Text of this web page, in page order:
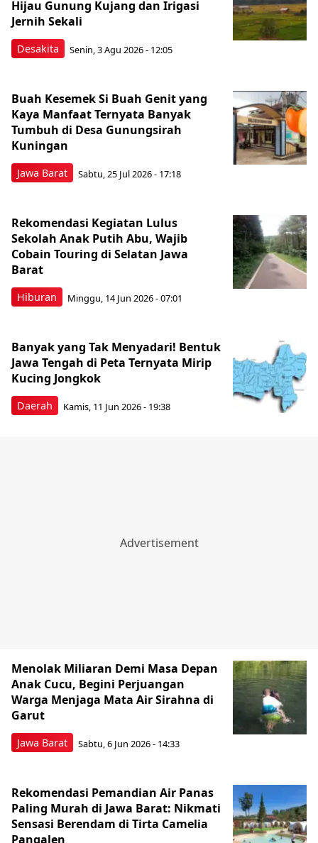
Desakita
Hijau Gunung Kujang dan Irigasi
Jernih Sekali
Senin, 3 Agu 2026 - 12:05
Jawa Barat
Buah Kesemek Si Buah Genit yang
Kaya Manfaat Ternyata Banyak
Tumbuh di Desa Gunungsirah
Kuningan
Sabtu, 25 Jul 2026 - 17:18
Hiburan
Rekomendasi Kegiatan Lulus
Sekolah Anak Putih Abu, Wajib
Cobain Touring di Selatan Jawa
Barat
Minggu, 14 Jun 2026 - 07:01
Daerah
Banyak yang Tak Menyadari! Bentuk
Jawa Tengah di Peta Ternyata Mirip
Kucing Jongkok
Kamis, 11 Jun 2026 - 19:38
Jawa Barat
Menolak Miliaran Demi Masa Depan
Anak Cucu, Begini Perjuangan
Warga Menjaga Mata Air Sirahna di
Garut
Sabtu, 6 Jun 2026 - 14:33
Rekomendasi Pemandian Air Panas
Paling Murah di Jawa Barat: Nikmati
Sensasi Berendam di Tirta Camelia
Pangalen